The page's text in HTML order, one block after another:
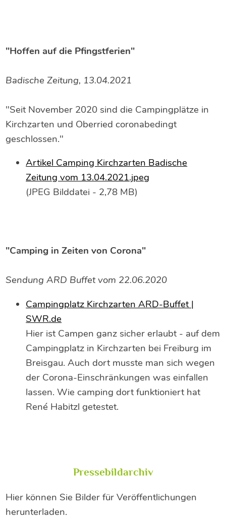
"Hoffen auf die Pfingstferien"
Badische Zeitung, 13.04.2021
"Seit November 2020 sind die Campingplätze in
Kirchzarten und Oberried coronabedingt
geschlossen."
Artikel Camping Kirchzarten Badische
Zeitung vom 13.04.2021.jpeg
(JPEG Bilddatei - 2,78 MB)
"Camping in Zeiten von Corona"
Sendung ARD Buffet vom 22.06.2020
Campingplatz Kirchzarten ARD-Buffet |
SWR.de
Hier ist Campen ganz sicher erlaubt - auf dem
Campingplatz in Kirchzarten bei Freiburg im
Breisgau. Auch dort musste man sich wegen
der Corona-Einschränkungen was einfallen
lassen. Wie camping dort funktioniert hat
René Habitzl getestet.
Pressebildarchiv
Hier können Sie Bilder für Veröffentlichungen
herunterladen.